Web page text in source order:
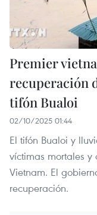
Premier
recuperación
tifón Bualoi
02/10/2025 01:44
El tifón Bualoi y
víctimas mortales y
Vietnam. El
recuperación.